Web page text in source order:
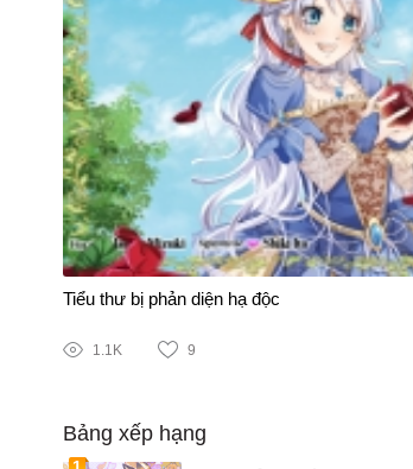
Tiểu thư bị phản diện hạ độc
1.1K 9
Bảng xếp hạng